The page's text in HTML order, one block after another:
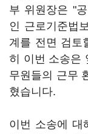
부 위원장은 "
인 근로기준법
계를 전면 검토
히 이번 소송은
무원들의 근무
혔습니다.
이번 소송에 대